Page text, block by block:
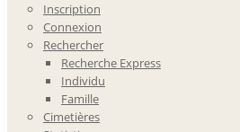
Inscription
Connexion
Rechercher
Recherche Express
Individu
Famille
Cimetières